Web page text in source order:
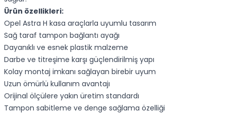
Ürün özellikleri:
Opel Astra H kasa araçlarla uyumlu tasarım
Sağ taraf tampon bağlantı ayağı
Dayanıklı ve esnek plastik malzeme
Darbe ve titreşime karşı güçlendirilmiş yapı
Kolay montaj imkanı sağlayan birebir uyum
Uzun ömürlü kullanım avantajı
Orijinal ölçülere yakın üretim standardı
Tampon sabitleme ve denge sağlama özelliği